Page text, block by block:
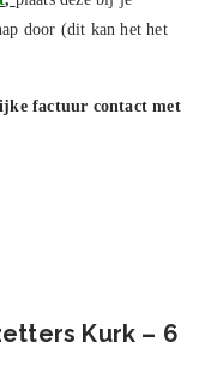
door (dit kan het het
factuur contact met
Kurk – 6